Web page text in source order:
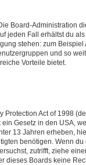
Board-Administration
jeden Fall erhältst du
stehen: zum
und so
Vorteile bietet.
Act of 1998
Gesetz in den USA,
13 Jahren erheben,
benötigen. Wenn
zutrifft, ziehe
dieses Boards keine